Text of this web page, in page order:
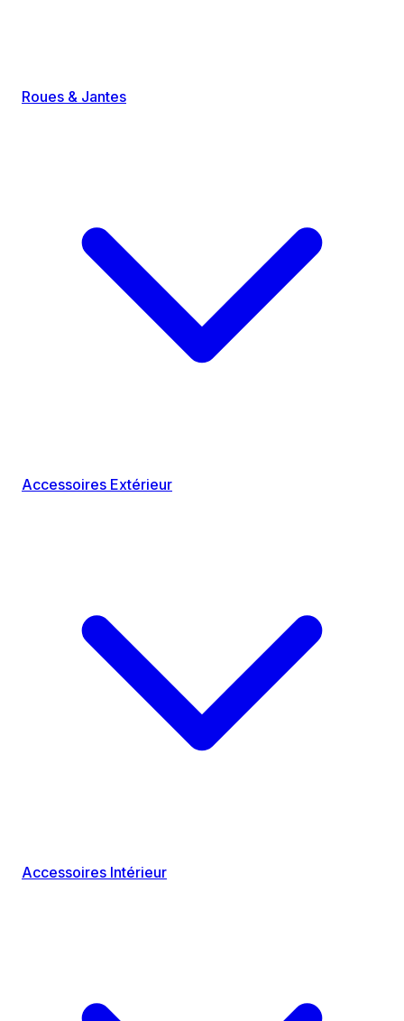
Roues & Jantes
Accessoires Extérieur
Accessoires Intérieur